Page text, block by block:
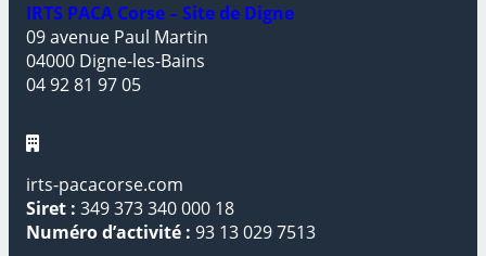
IRTS PACA Corse – Site de Digne
09 avenue Paul Martin
04000 Digne-les-Bains
04 92 81 97 05
irts-pacacorse.com
Siret : 349 373 340 000 18
Numéro d’activité : 93 13 029 7513